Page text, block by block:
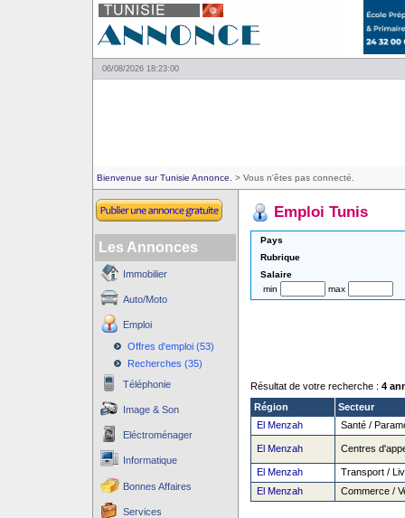
06/08/2026 18:23:00
Bienvenue sur Tunisie Annonce. > Vous n'êtes pas connecté.
Les Annonces
Immobilier
Auto/Moto
Emploi
Offres d'emploi (53)
Recherches (35)
Téléphonie
Image & Son
Eléctroménager
Informatique
Bonnes Affaires
Services
Emploi Tunis
Pays
Rubrique
Salaire
min
max
Résultat de votre recherche : 4
Région
Secteur
El Menzah
Santé /
El Menzah Centres
El Menzah
Transport /
El Menzah
Commerce /